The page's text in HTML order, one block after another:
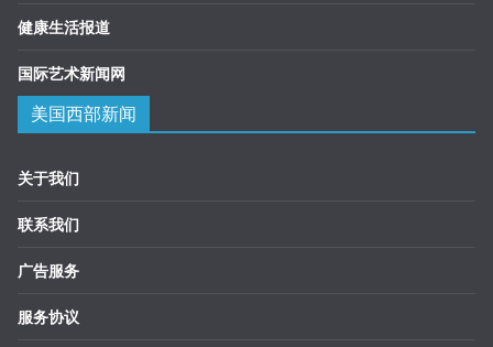
健康生活报道
国际艺术新闻网
美国西部新闻
关于我们
联系我们
广告服务
服务协议